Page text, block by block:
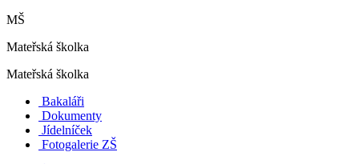
MŠ
Mateřská školka
Mateřská školka
Bakaláři
Dokumenty
Jídelníček
Fotogalerie ZŠ